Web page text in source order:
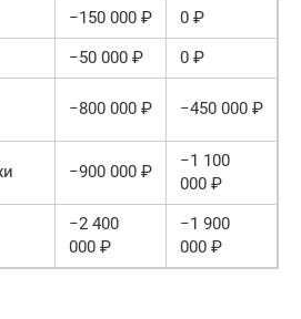
−150 000 ₽
0 ₽
−50 000 ₽
0 ₽
−800 000 ₽ −450 000 ₽
−900 000 ₽
−1 100
000 ₽
−2 400
000 ₽
−1 900
000 ₽